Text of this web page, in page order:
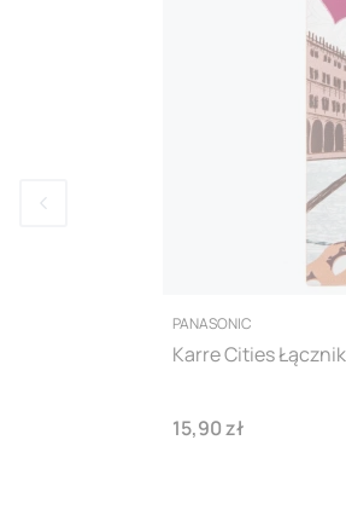
PRODUCENT
PANASONIC
Karre Cities
Cena
15,90 zł